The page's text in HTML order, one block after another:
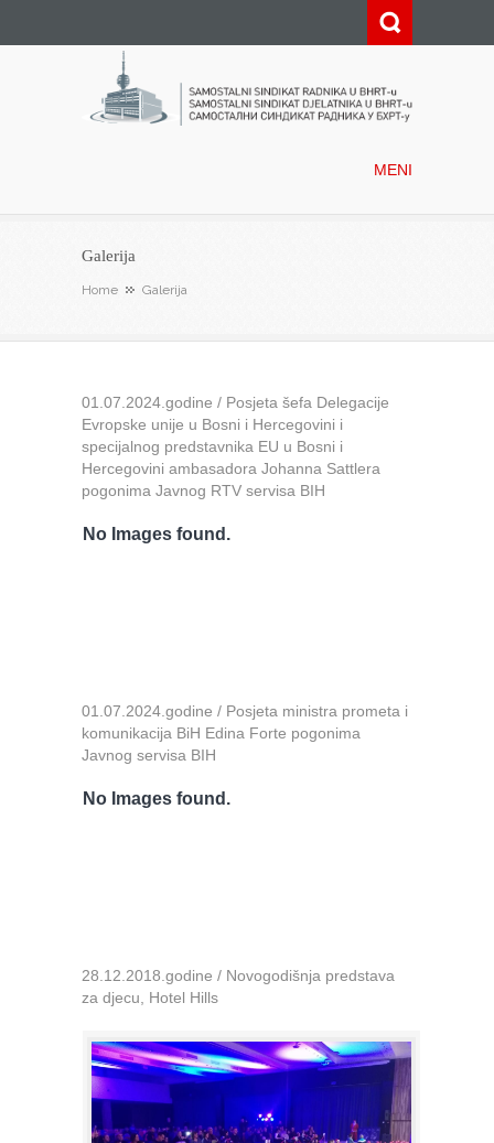
MENI
Galerija
Home Galerija
01.07.2024.godine / Posjeta šefa Delegacije
Evropske unije u Bosni i Hercegovini i
specijalnog predstavnika EU u Bosni i
Hercegovini ambasadora Johanna Sattlera
pogonima Javnog RTV servisa BIH
No Images found.
01.07.2024.godine / Posjeta ministra prometa i
komunikacija BiH Edina Forte pogonima
Javnog servisa BIH
No Images found.
28.12.2018.godine / Novogodišnja predstava
za djecu, Hotel Hills